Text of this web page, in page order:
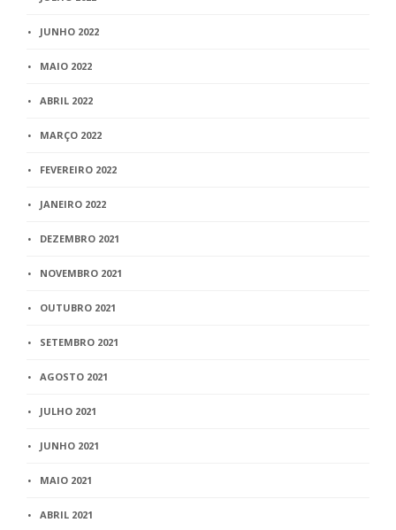
JUNHO 2022
MAIO 2022
ABRIL 2022
MARÇO 2022
FEVEREIRO 2022
JANEIRO 2022
DEZEMBRO 2021
NOVEMBRO 2021
OUTUBRO 2021
SETEMBRO 2021
AGOSTO 2021
JULHO 2021
JUNHO 2021
MAIO 2021
ABRIL 2021